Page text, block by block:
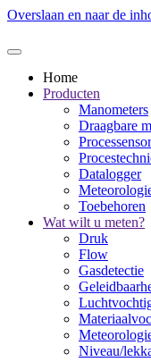
Overslaan en naar de
Home
Producten
Manometers
Draagbare
Datalogger
Toebehoren
Wat wilt u meten?
Druk
Flow
Gasdetectie
Niveau/